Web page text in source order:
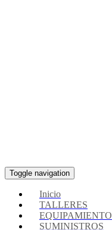
Toggle navigation
Inicio
TALLERES
EQUIPAMIENTO
SUMINISTROS